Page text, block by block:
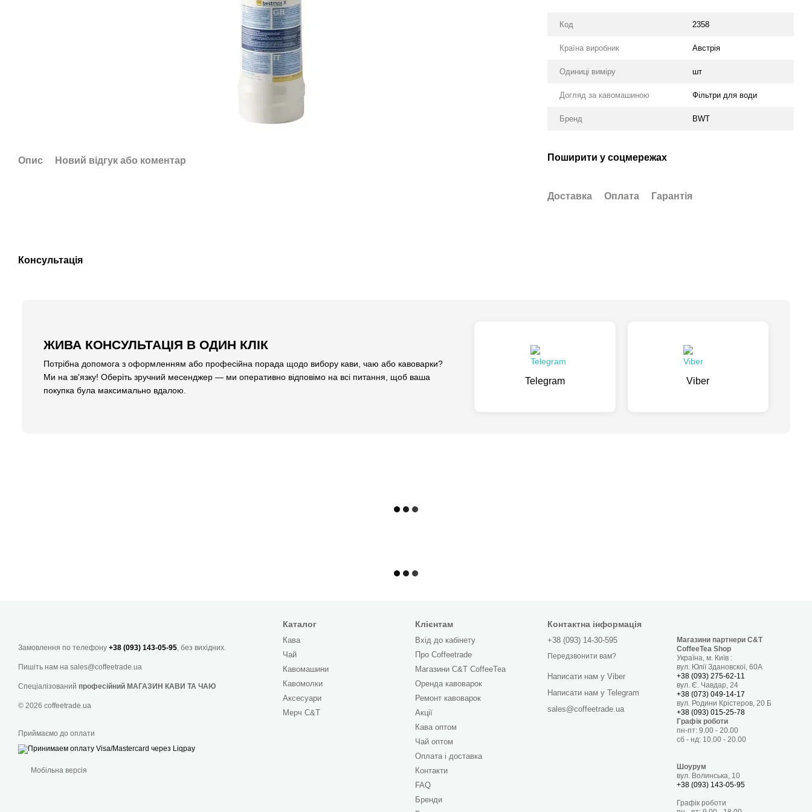
Опис Новий відгук або коментар
Код 2358
Країна виробник Австрія
Одиниці виміру шт
Догляд за кавомашиною Фільтри для води
Бренд BWT
Поширити у соцмережах
Доставка Оплата Гарантія
Консультація
ЖИВА КОНСУЛЬТАЦІЯ В ОДИН КЛІК
Потрібна допомога з оформленням або професійна порада щодо вибору кави, чаю або кавоварки?
Ми на зв'язку! Оберіть зручний месенджер — ми оперативно відповімо на всі питання, щоб ваша
покупка була максимально вдалою.
Telegram Viber
Замовлення по телефону +38 (093) 143-05-95, без вихідних.
Пишіть нам на sales@coffeetrade.ua
Спеціалізований професійний МАГАЗИН КАВИ ТА ЧАЮ
© 2026 coffeetrade.ua
Приймаємо до оплати
Мобільна версія
Каталог
Кава
Чай
Кавомашини
Кавомолки
Аксесуари
Мерч C&T
Клієнтам
Вхід до кабінету
Про Сoffeetrade
Магазини C&T CoffeeTea
Оренда кавоварок
Ремонт кавоварок
Акції
Кава оптом
Чай оптом
Оплата і доставка
Контакти
FAQ
Бренди
Контактна інформація
+38 (093) 14-30-595
Передзвонити вам?
Написати нам у Viber
Написати нам у Telegram
sales@coffeetrade.ua
Магазини партнери C&T
CoffeeTea Shop
Україна, м. Київ :
вул. Юлії Здановскої, 60А
+38 (093) 275-62-11
вул. Є. Чавдар, 24
+38 (073) 049-14-17
вул. Родини Крістеров, 20 Б
+38 (093) 015-25-78
Графік роботи
пн-пт: 9.00 - 20.00
сб - нд: 10.00 - 20.00
Шоурум
вул. Волинська, 10
+38 (093) 143-05-95
Графік роботи